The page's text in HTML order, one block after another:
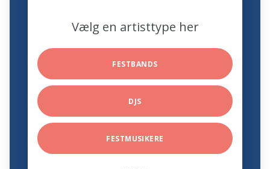
Vælg en artisttype her
FESTBANDS
DJS
FESTMUSIKERE